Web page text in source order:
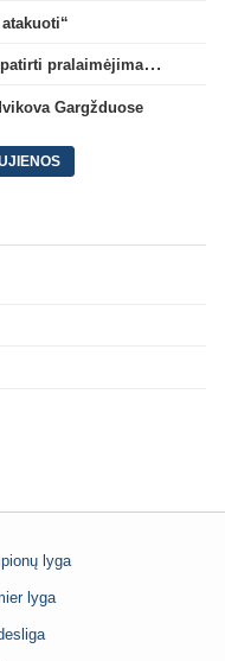
Lietuvos klubų pasirodymai Europoje: patirti pralaimėjimai Kroatijos atstovams
Gargžduose
lyga
lyga